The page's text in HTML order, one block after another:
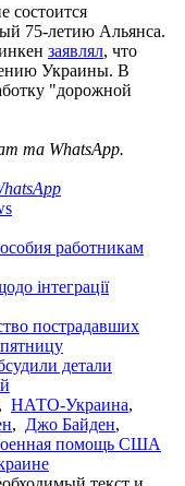
состоится
75-летию Альянса.
заявлял, что
Украины. В
"дорожной
та WhatsApp.
работникам
інтеграції
пострадавших
детали
, НАТО-Украина,
, Джо Байден,
помощь США